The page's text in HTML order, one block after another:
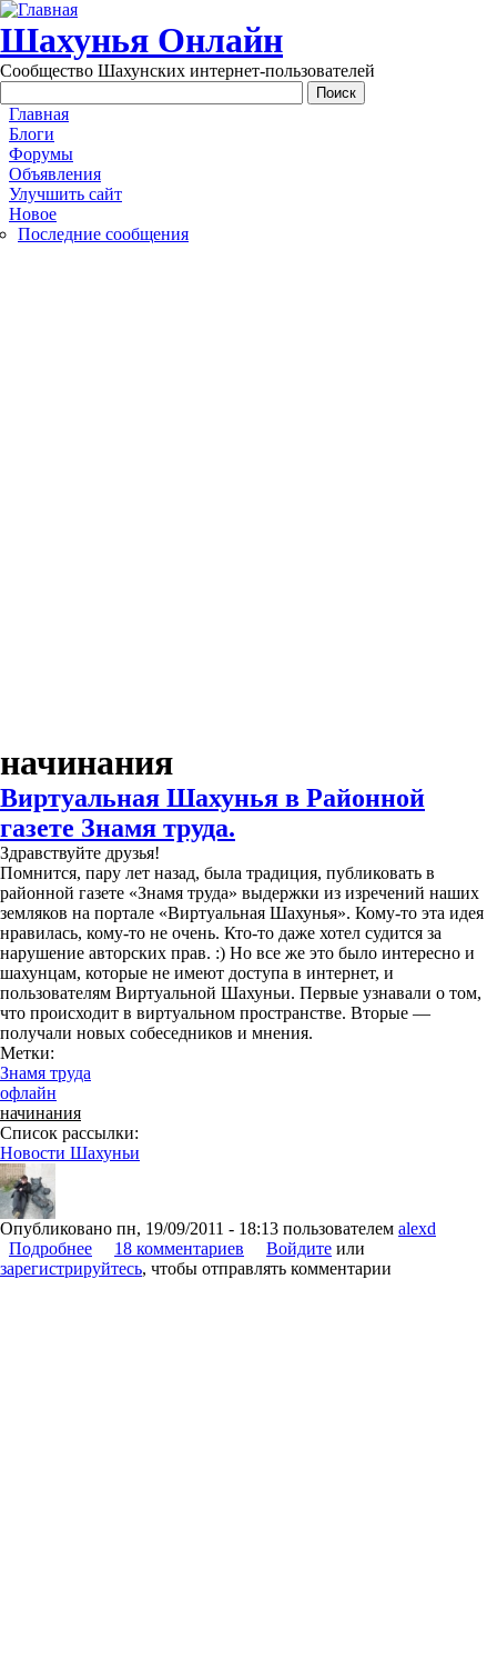
Перейти к основному содержанию
Шахунья Онлайн
Сообщество Шахунских интернет-пользователей
Main menu
Главная
Блоги
Форумы
Объявления
Улучшить сайт
Новое
Последние сообщения
начинания
Виртуальная Шахунья в Районной
газете Знамя труда.
Здравствуйте друзья!
Помнится, пару лет назад, была традиция, публиковать в
районной газете «Знамя труда» выдержки из изречений наших
земляков на портале «Виртуальная Шахунья». Кому-то эта идея
нравилась, кому-то не очень. Кто-то даже хотел судится за
нарушение авторских прав. :) Но все же это было интересно и
шахунцам, которые не имеют доступа в интернет, и
пользователям Виртуальной Шахуньи. Первые узнавали о том,
что происходит в виртуальном пространстве. Вторые —
получали новых собеседников и мнения.
Метки:
Знамя труда
офлайн
начинания
Список рассылки:
Новости Шахуньи
Опубликовано пн, 19/09/2011 - 18:13 пользователем alexd
Подробнее о Виртуальная Шахунья в Районной газете Знамя
труда.
18 комментариев Войдите или
зарегистрируйтесь, чтобы отправлять комментарии